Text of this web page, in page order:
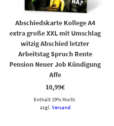
Abschiedskarte Kollege A4
extra große XXL mit Umschlag
witzig Abschied letzter
Arbeitstag Spruch Rente
Pension Neuer Job Kündigung
Affe
10,99€
Enthält 19% MwSt.
zzgl. Versand